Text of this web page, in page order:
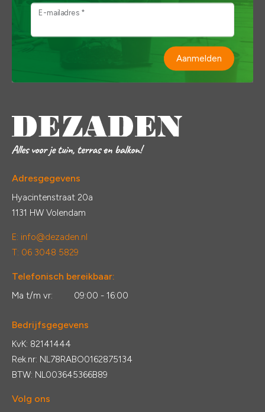
E-mailadres *
Aanmelden
Adresgegevens
Hyacintenstraat 20a
1131 HW Volendam
E: info@dezaden.nl
T: 06 3048 5829
Telefonisch bereikbaar:
Ma t/m vr: 09:00 - 16:00
Bedrijfsgegevens
KvK: 82141444
Rek.nr: NL78RABO0162875134
BTW: NL003645366B89
Volg ons